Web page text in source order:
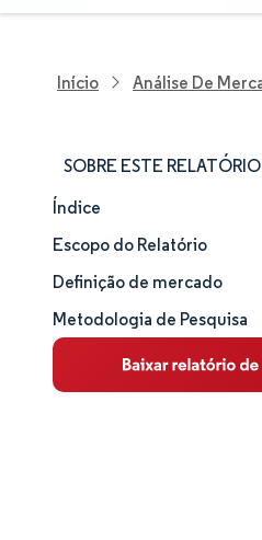
Início Análise De
SOBRE ESTE RELATÓRIO
Tamanho e participação
Análise de mercado
Tendências e insights
Análise de segmentos
Índice
Escopo do Relatório
Definição de mercado
Metodologia de Pesquisa